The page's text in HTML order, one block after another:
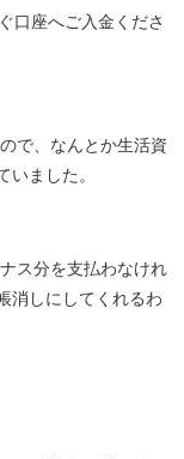
口座へご入金くださ
で、なんとか生活資
いました。
ス分を支払わなけれ
消しにしてくれるわ